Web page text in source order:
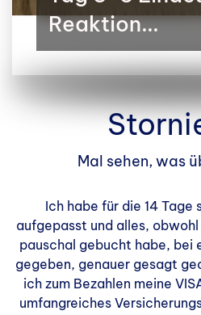
Reaktion...
Mal sehen, was
Ich habe für die 14 Tage
aufgepasst und alles,
pauschal gebucht habe, bei
gegeben, genauer gesagt
ich zum Bezahlen meine
umfangreiches